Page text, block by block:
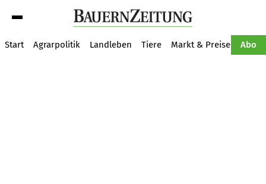
Start Agrarpolitik Landleben Tiere Markt & Preise Abo